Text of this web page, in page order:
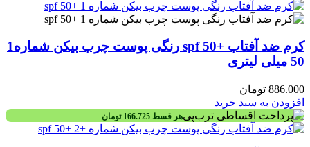
کرم ضد آفتاب +spf 50 رنگی پوست چرب بیکن شماره1
50 میلی لیتری
886.000 تومان
افزودن به سبد خرید
هر قسط 166.725 تومان